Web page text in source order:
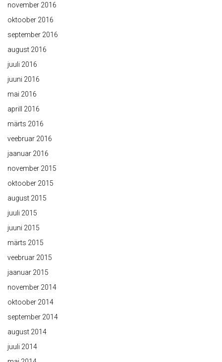
november 2016
oktoober 2016
september 2016
august 2016
juuli 2016
juuni 2016
mai 2016
aprill 2016
märts 2016
veebruar 2016
jaanuar 2016
november 2015
oktoober 2015
august 2015
juuli 2015
juuni 2015
märts 2015
veebruar 2015
jaanuar 2015
november 2014
oktoober 2014
september 2014
august 2014
juuli 2014